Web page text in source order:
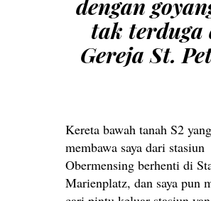
dengan
tak terduga
Gereja St.
Kereta bawah tanah S2 yang
membawa saya dari stasiun
Obermensing berhenti di
Marienplatz, dan saya pun